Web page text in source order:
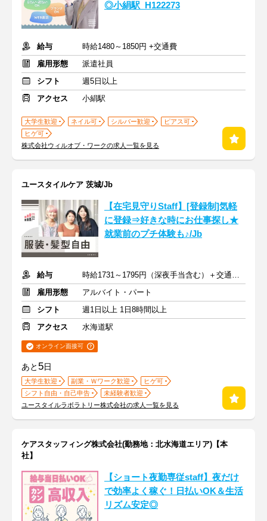
◎小絹駅_H122273
給与
時給1480～1850円 +交通費
雇用形態
派遣社員
シフト
週5日以上
アクセス
小絹駅
大学生歓迎 ネイル可 シルバー歓迎
ピアス可
ヒゲ可
株式会社ウィルオブ・ワークの求人一覧を見る
ユースタイルケア 茨城/Jb
【在宅見守りStaff】[登録制]気軽
に登録⇒好きな時にお仕事探し★
就業前のプチ体験も♪/Jb
給与
時給1731～1795円（深夜手当含む）＋交通費支給
雇用形態
アルバイト・パート
シフト
週1日以上 1日8時間以上
アクセス
水海道駅
オンライン面接可
あと 5日
大学生歓迎 副業・Ｗワーク歓迎
ヒゲ可
シフト自由・自己申告
未経験者歓迎
ユースタイルラボラトリー株式会社の求人一覧を見る
ケアスタッフィング株式会社(勤務地：北水海道エリア)【本
社】
【ショート夜勤専従staff】夜だけ
で効率よく稼ぐ！日払いOK＆生活
リズム安定◎